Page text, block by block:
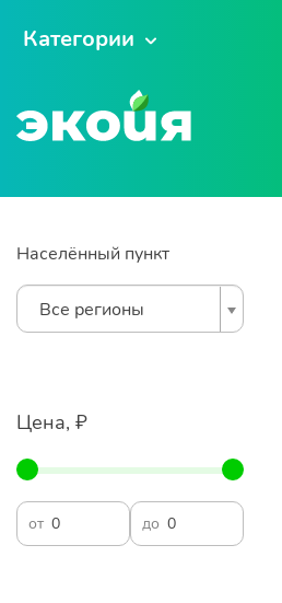
Категории
Населённый пункт
Все регионы
Цена, ₽
от до